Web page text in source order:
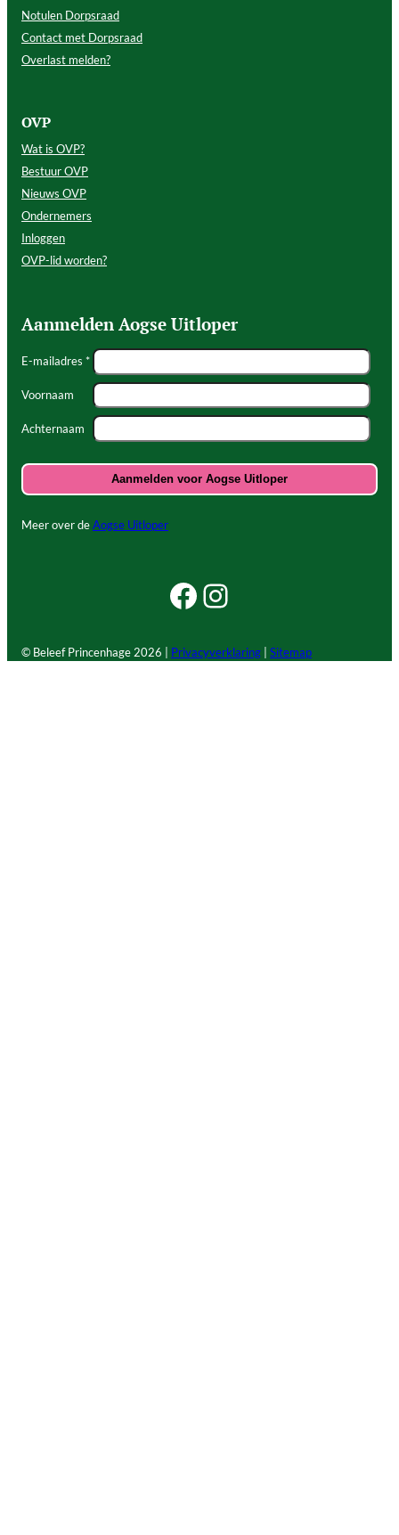
Notulen Dorpsraad
Contact met Dorpsraad
Overlast melden?
OVP
Wat is OVP?
Bestuur OVP
Nieuws OVP
Ondernemers
Inloggen
OVP-lid worden?
Aanmelden Aogse Uitloper
E-mailadres *
Voornaam
Achternaam
Meer over deAogse Uitloper
Facebook Beleef Princenhage
Instagram Beleef Princenhage
© Beleef Princenhage 2026 | Privacyverklaring | Sitemap